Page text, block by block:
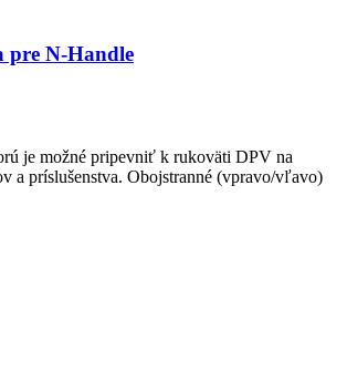
pre N-Handle
je možné pripevniť k rukoväti DPV na
a príslušenstva. Obojstranné (vpravo/vľavo)